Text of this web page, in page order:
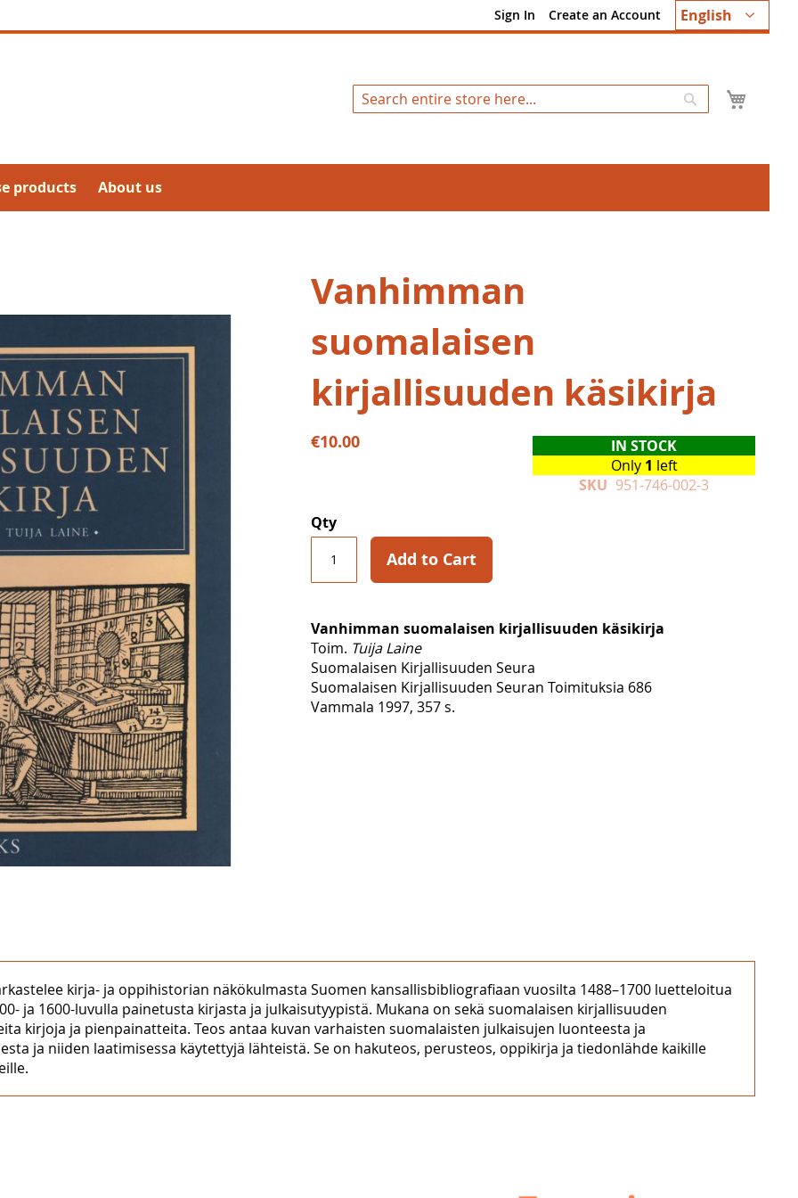
Language
English
Sign In Create an Account
Search
products About us
Vanhimman
suomalaisen
kirjallisuuden käsikirja
€10.00
IN STOCK
Only 1 left
SKU 951-746-002-3
Qty
Add to Cart
Vanhimman suomalaisen kirjallisuuden käsikirja
Toim. Tuija Laine
Suomalaisen Kirjallisuuden Seura
Suomalaisen Kirjallisuuden Seuran Toimituksia 686
Vammala 1997, 357 s.
kirja- ja oppihistorian näkökulmasta Suomen kansallisbibliografiaan vuosilta 1488–1700 luetteloitua
ja 1600-luvulla painetusta kirjasta ja julkaisutyypistä. Mukana on sekä suomalaisen kirjallisuuden
kirjoja ja pienpainatteita. Teos antaa kuvan varhaisten suomalaisten julkaisujen luonteesta ja
ja niiden laatimisessa käytettyjä lähteistä. Se on hakuteos, perusteos, oppikirja ja tiedonlähde kaikille